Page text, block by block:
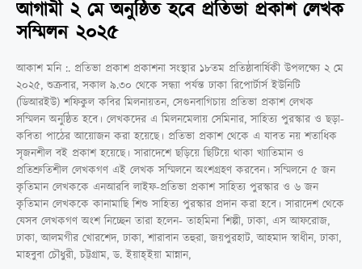
আগামী ২ মে অনুষ্ঠিত হবে প্রতিভা প্রকাশ লেখক
সম্মিলন ২০২৫
আকাশ মনি :. প্রতিভা প্রকাশ প্রকাশনা সংস্থার ১৮তম প্রতিষ্ঠাবার্ষিকী উপলক্ষ্যে ২ মে
২০২৫, শুক্রবার, সকাল ৯.৩০ থেকে সন্ধ্যা পর্যন্ত ঢাকা রিপোর্টার্স ইউনিটি
(ডিআরইউ) শফিকুল কবির মিলনায়তন, সেগুনবাগিচায় প্রতিভা প্রকাশ লেখক
সম্মিলন অনুষ্ঠিত হবে। লেখকদের এ মিলনমেলায় সেমিনার, সাহিত্য পুরস্কার ও ছড়া-
কবিতা পাঠের আয়োজন করা হয়েছে। প্রতিভা প্রকাশ থেকে এ যাবত নয় শতাধিক
সৃজনশীল বই প্রকাশ হয়েছে। সারাদেশে ছড়িয়ে ছিটিয়ে থাকা খ্যাতিমান ও
প্রতিশ্রুতিশীল লেখকগণ এই লেখক সম্মিলনে অংশগ্রহণ করবেন। সম্মিলনে ৫ জন
কৃতিমান লেখককে এনআরবি লাইফ-প্রতিভা প্রকাশ সাহিত্য পুরস্কার ও ৬ জন
কৃতিমান লেখককে কানামাছি শিশু সাহিত্য পুরস্কার প্রদান করা হবে। সারাদেশ থেকে
যেসব লেখকগণ অংশ নিচ্ছেন তারা হলেন- তাহমিনা শিল্পী, ঢাকা, এস আফরোজ,
ঢাকা, আলমগীর খোরশেদ, ঢাকা, শারাবান তহুরা, জয়পুরহাট, আহমাদ স্বাধীন, ঢাকা,
মাহবুবা চৌধুরী, চট্টগ্রাম, ড. ইয়াহ্ইয়া মান্নান,